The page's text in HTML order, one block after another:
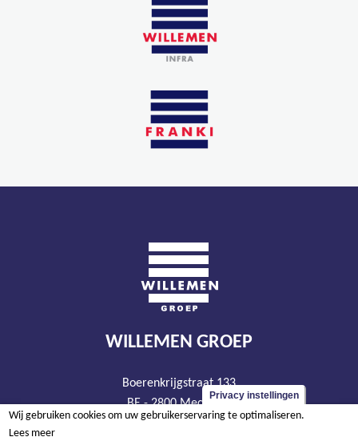
WILLEMEN GROEP
Boerenkrijgstraat 133
BE - 2800 Mechelen
tel +32 15 569 965
Privacy instellingen
Wij gebruiken cookies om uw gebruikerservaring te optimaliseren.
Lees meer